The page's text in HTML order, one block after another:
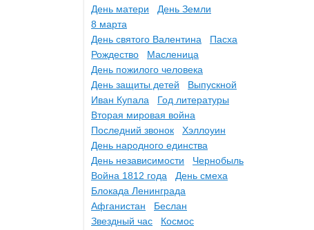
День матери
День Земли
8 марта
День святого Валентина
Пасха
Рождество
Масленица
День пожилого человека
День защиты детей
Выпускной
Иван Купала
Год литературы
Вторая мировая война
Последний звонок
Хэллоуин
День народного единства
День независимости
Чернобыль
Война 1812 года
День смеха
Блокада Ленинграда
Афганистан
Беслан
Звездный час
Космос